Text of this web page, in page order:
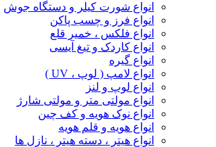
انواع شورت کیلر و دستگاه جوش
انواع فرز و چسب پاکن
انواع فلکس ، خمیر قلع
انواع کاردک و تیغ آیسی
انواع گیره
انواع لامپ ( لوپ ، UV )
انواع لوپ و لنز
انواع مولتی متر و مولتی شارژ
انواع نوک هویه و کف چین
انواع هویه و قلم هویه
انواع هیتر ، دسته هیتر ، نازل ها